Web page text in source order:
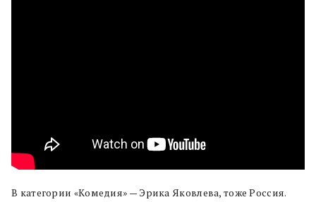
В категории «Комедия» — Эрика Яковлева, тоже Россия.